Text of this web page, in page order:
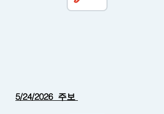
5/24/2026 주보